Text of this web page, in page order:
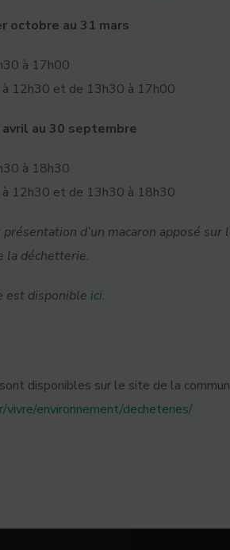
octobre au 31 mars
à 17h00
à 12h30 et de 13h30 à 17h00
avril au 30 septembre
à 18h30
à 12h30 et de 13h30 à 18h30
présentation d’un macaron apposé
la déchetterie.
est disponible ici.
disponibles sur le site de la
environnement/decheteries/